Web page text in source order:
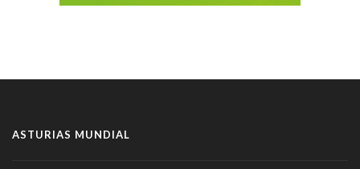
ASTURIAS MUNDIAL